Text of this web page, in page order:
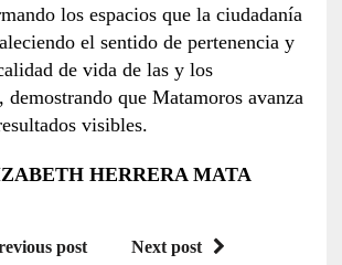
los espacios que la ciudadanía
el sentido de pertenencia y
de vida de las y los
demostrando que Matamoros avanza
visibles.
HERRERA MATA
post Next post